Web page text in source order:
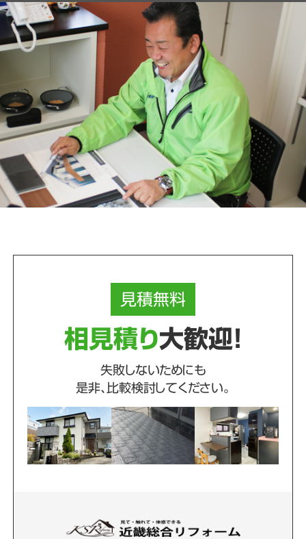
見積無料
相見積り大歓迎！
失敗しないためにも
是非、比較検討してください。